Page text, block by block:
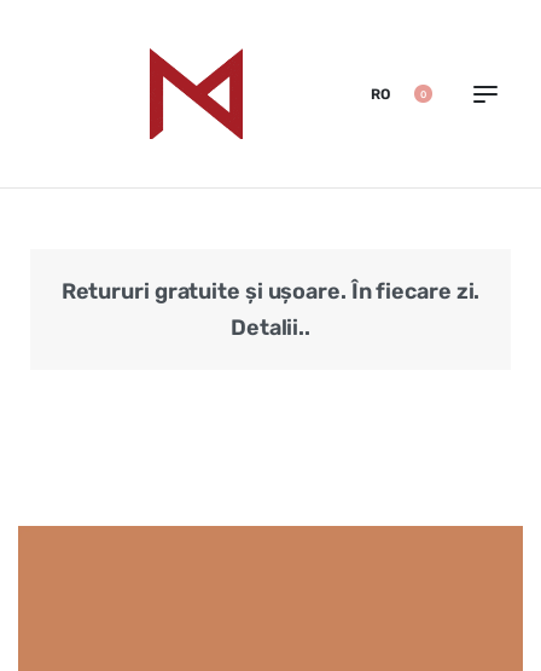
RO 0
Retururi gratuite și ușoare. În fiecare zi.
Detalii..